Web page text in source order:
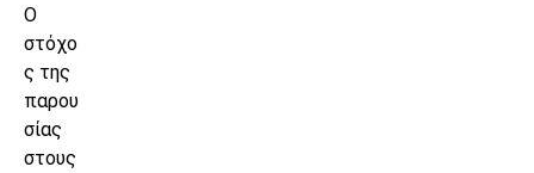
Ο
στόχο
ς της
παρου
σίας
στους